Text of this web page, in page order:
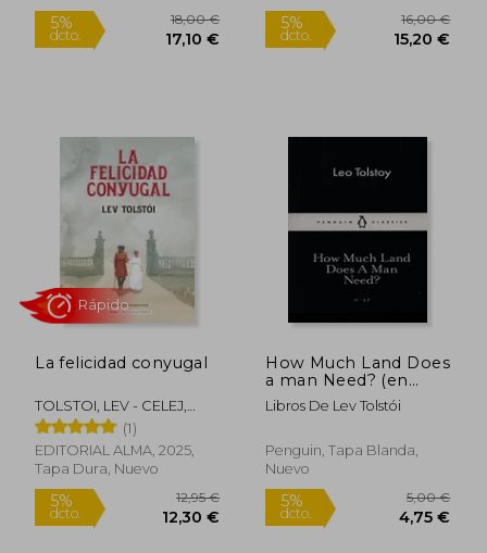
dcto.
La felicidad conyugal
TOLSTOI, LEV - CELEJ,
ZUZANNA
(1)
EDITORIAL ALMA, 2025,
Tapa Dura, Nuevo
How Much Land Does
a man Need? (en
Inglés)
Libros De Lev Tolstói
Penguin, Tapa Blanda,
Nuevo